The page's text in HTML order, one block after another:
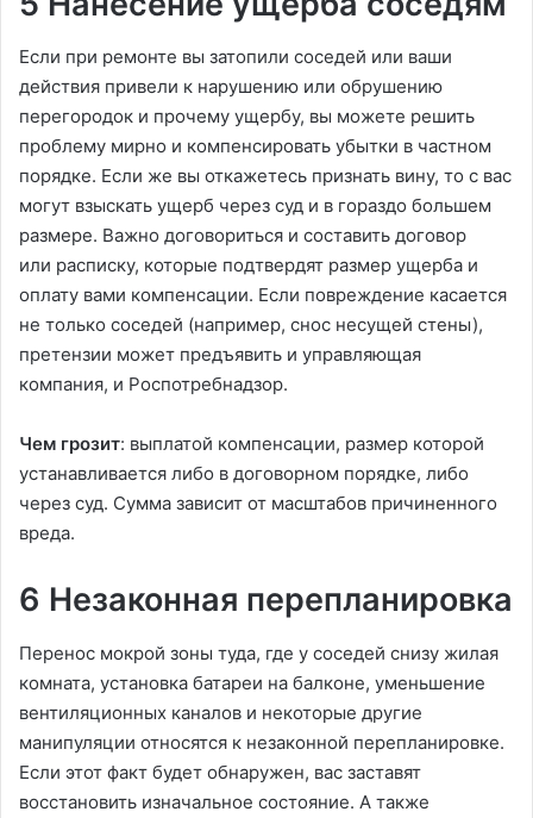
Если при ремонте вы затопили соседей или ваши
действия привели к нарушению или обрушению
перегородок и прочему ущербу, вы можете решить
проблему мирно и компенсировать убытки в частном
порядке. Если же вы откажетесь признать вину, то с вас
могут взыскать ущерб через суд и в гораздо большем
размере. Важно договориться и составить договор
или расписку, которые подтвердят размер ущерба и
оплату вами компенсации. Если повреждение касается
не только соседей (например, снос несущей стены),
претензии может предъявить и управляющая
компания, и Роспотребнадзор.
Чем грозит: выплатой компенсации, размер которой
устанавливается либо в договорном порядке, либо
через суд. Сумма зависит от масштабов причиненного
вреда.
6 Незаконная перепланировка
Перенос мокрой зоны туда, где у соседей снизу жилая
комната, установка батареи на балконе, уменьшение
вентиляционных каналов и некоторые другие
манипуляции относятся к незаконной перепланировке.
Если этот факт будет обнаружен, вас заставят
восстановить изначальное состояние. А также